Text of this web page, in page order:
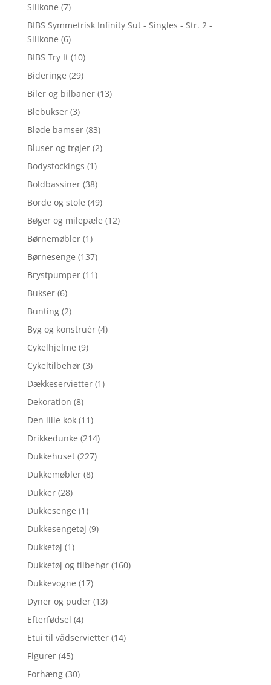
Silikone (7)
BIBS Symmetrisk Infinity Sut - Singles - Str. 2 -
Silikone (6)
BIBS Try It (10)
Bideringe (29)
Biler og bilbaner (13)
Blebukser (3)
Bløde bamser (83)
Bluser og trøjer (2)
Bodystockings (1)
Boldbassiner (38)
Borde og stole (49)
Bøger og milepæle (12)
Børnemøbler (1)
Børnesenge (137)
Brystpumper (11)
Bukser (6)
Bunting (2)
Byg og konstruér (4)
Cykelhjelme (9)
Cykeltilbehør (3)
Dækkeservietter (1)
Dekoration (8)
Den lille kok (11)
Drikkedunke (214)
Dukkehuset (227)
Dukkemøbler (8)
Dukker (28)
Dukkesenge (1)
Dukkesengetøj (9)
Dukketøj (1)
Dukketøj og tilbehør (160)
Dukkevogne (17)
Dyner og puder (13)
Efterfødsel (4)
Etui til vådservietter (14)
Figurer (45)
Forhæng (30)